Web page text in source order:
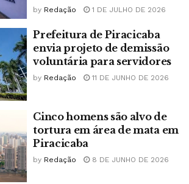
by Redação 1 DE JULHO DE 2026
Prefeitura de Piracicaba
envia projeto de demissão
voluntária para servidores
by Redação 11 DE JUNHO DE 2026
Cinco homens são alvo de
tortura em área de mata em
Piracicaba
by Redação 8 DE JUNHO DE 2026